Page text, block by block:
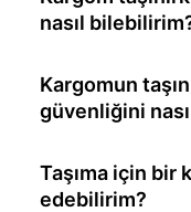
nasıl
Kargomun
güvenliğini
Taşıma için bir
edebilirim?